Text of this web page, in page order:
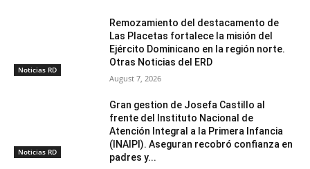
Noticias RD
Remozamiento del destacamento de
Las Placetas fortalece la misión del
Ejército Dominicano en la región norte.
Otras Noticias del ERD
August 7, 2026
Noticias RD
Gran gestion de Josefa Castillo al
frente del Instituto Nacional de
Atención Integral a la Primera Infancia
(INAIPI). Aseguran recobró confianza en
padres y...